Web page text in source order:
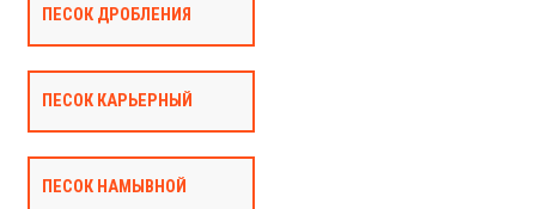
ПЕСОК ДРОБЛЕНИЯ
ПЕСОК КАРЬЕРНЫЙ
ПЕСОК НАМЫВНОЙ